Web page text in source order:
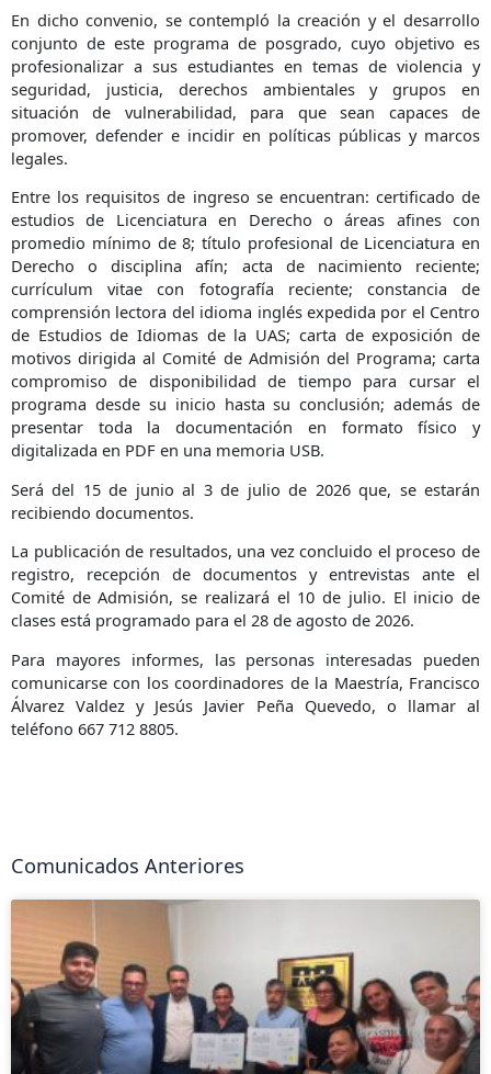
En dicho convenio, se contempló la creación y el desarrollo
conjunto de este programa de posgrado, cuyo objetivo es
profesionalizar a sus estudiantes en temas de violencia y
seguridad, justicia, derechos ambientales y grupos en
situación de vulnerabilidad, para que sean capaces de
promover, defender e incidir en políticas públicas y marcos
legales.
Entre los requisitos de ingreso se encuentran: certificado de
estudios de Licenciatura en Derecho o áreas afines con
promedio mínimo de 8; título profesional de Licenciatura en
Derecho o disciplina afín; acta de nacimiento reciente;
currículum vitae con fotografía reciente; constancia de
comprensión lectora del idioma inglés expedida por el Centro
de Estudios de Idiomas de la UAS; carta de exposición de
motivos dirigida al Comité de Admisión del Programa; carta
compromiso de disponibilidad de tiempo para cursar el
programa desde su inicio hasta su conclusión; además de
presentar toda la documentación en formato físico y
digitalizada en PDF en una memoria USB.
Será del 15 de junio al 3 de julio de 2026 que, se estarán
recibiendo documentos.
La publicación de resultados, una vez concluido el proceso de
registro, recepción de documentos y entrevistas ante el
Comité de Admisión, se realizará el 10 de julio. El inicio de
clases está programado para el 28 de agosto de 2026.
Para mayores informes, las personas interesadas pueden
comunicarse con los coordinadores de la Maestría, Francisco
Álvarez Valdez y Jesús Javier Peña Quevedo, o llamar al
teléfono 667 712 8805.
Comunicados Anteriores